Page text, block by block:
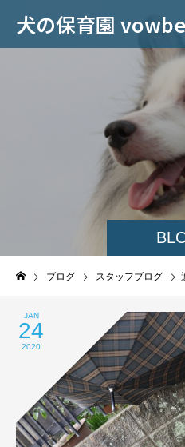
犬の保育園
ブログ スタッフブログ
JAN
24
2020